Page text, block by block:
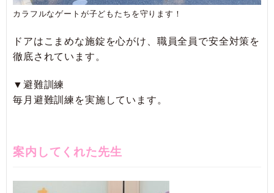
カラフルなゲートが子どもたちを守ります！
ドアはこまめな施錠を心がけ、職員全員で安全対策を
徹底されています。
▼避難訓練
毎月避難訓練を実施しています。
案内してくれた先生